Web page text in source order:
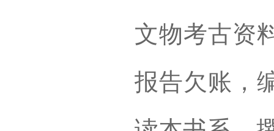
文物考古资
报告欠账，